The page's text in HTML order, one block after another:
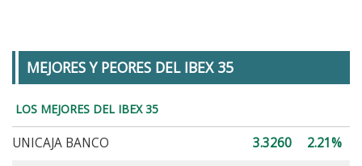
MEJORES Y PEORES DEL IBEX 35
LOS MEJORES DEL IBEX 35
UNICAJA BANCO 3.3260
2.21%